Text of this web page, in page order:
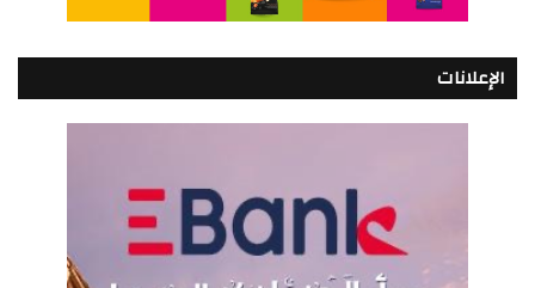
الإعلانات